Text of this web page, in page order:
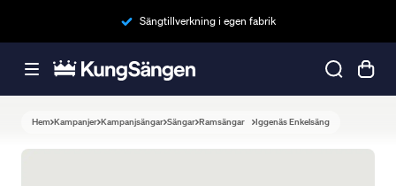
Sängtillverkning i egen fabrik
Hem Kampanjer Kampanjsängar Sängar Ramsängar Iggenäs Enkelsäng